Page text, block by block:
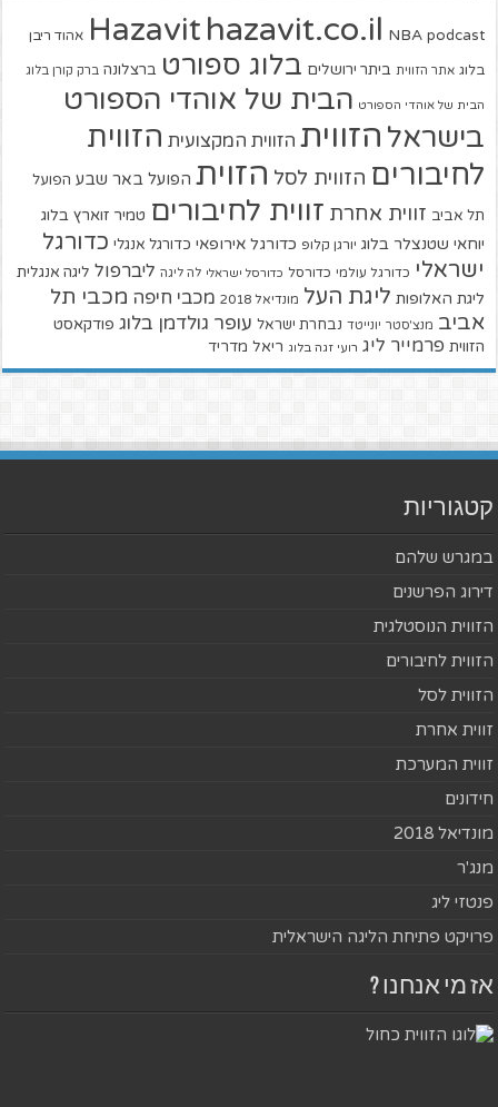
Hazavit hazavit.co.il NBA podcast אהוד ריבן
בלוג אתר הזווית ביתר ירושלים בלוג ספורט ברצלונה ברק קורן בלוג
הבית של אוהדי הספורט הבית של אוהדי הספורט
בישראל הזווית הזווית המקצועית הזווית
לחיבורים הזווית לסל הזוית הפועל באר שבע הפועל
תל אביב זווית אחרת זווית לחיבורים טמיר זוארץ בלוג
יוחאי שטנצלר בלוג יורגן קלופ כדורגל אירופאי כדורגל אנגלי כדורגל
ישראלי כדורגל עולמי כדורסל כדורסל ישראלי לה ליגה ליברפול ליגה אנגלית
ליגת האלופות ליגת העל מונדיאל 2018 מכבי חיפה מכבי תל
אביב מנצ'סטר יונייטד נבחרת ישראל עופר גולדמן בלוג פודקאסט
הזווית פרמייר ליג רועי זגה בלוג ריאל מדריד
קטגוריות
במגרש שלהם
דירוג הפרשנים
הזווית הנוסטלגית
הזווית לחיבורים
הזווית לסל
זווית אחרת
זווית המערכת
חידונים
מונדיאל 2018
מנג'ר
פנטזי ליג
פרויקט פתיחת הליגה הישראלית
אז מי אנחנו ?